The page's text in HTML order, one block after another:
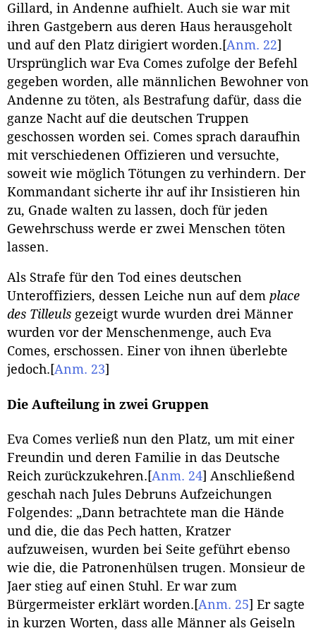
Gillard, in Andenne aufhielt. Auch sie war mit
ihren Gastgebern aus deren Haus herausgeholt
und auf den Platz dirigiert worden. [Anm. 22]
Ursprünglich war Eva Comes zufolge der Befehl
gegeben worden, alle männlichen Bewohner von
Andenne zu töten, als Bestrafung dafür, dass die
ganze Nacht auf die deutschen Truppen
geschossen worden sei. Comes sprach daraufhin
mit verschiedenen Offizieren und versuchte,
soweit wie möglich Tötungen zu verhindern. Der
Kommandant sicherte ihr auf ihr Insistieren hin
zu, Gnade walten zu lassen, doch für jeden
Gewehrschuss werde er zwei Menschen töten
lassen.
Als Strafe für den Tod eines deutschen
Unteroffiziers, dessen Leiche nun auf dem place
des Tilleuls gezeigt wurde wurden drei Männer
wurden vor der Menschenmenge, auch Eva
Comes, erschossen. Einer von ihnen überlebte
jedoch. [Anm. 23]
Die Aufteilung in zwei Gruppen
Eva Comes verließ nun den Platz, um mit einer
Freundin und deren Familie in das Deutsche
Reich zurückzukehren. [Anm. 24] Anschließend
geschah nach Jules Debruns Aufzeichungen
Folgendes: „Dann betrachtete man die Hände
und die, die das Pech hatten, Kratzer
aufzuweisen, wurden bei Seite geführt ebenso
wie die, die Patronenhülsen trugen. Monsieur de
Jaer stieg auf einen Stuhl. Er war zum
Bürgermeister erklärt worden. [Anm. 25] Er sagte
in kurzen Worten, dass alle Männer als Geiseln